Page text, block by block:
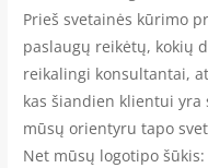
Prieš svetainės kūrimo
paslaugų reikėtų, kokių
reikalingi konsultantai,
kas šiandien klientui
mūsų orientyru tapo
Net mūsų logotipo